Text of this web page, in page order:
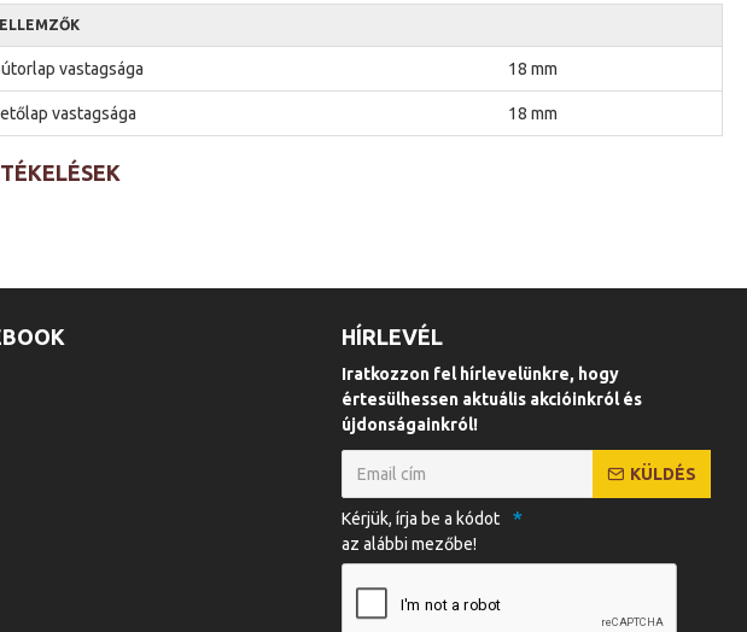
vastagsága 18 mm
vastagsága 18 mm
HÍRLEVÉL
Iratkozzon fel hírlevelünkre, hogy
értesülhessen aktuális akcióinkról és
újdonságainkról!
KÜLDÉS
Kérjük, írja be a kódot
az alábbi mezőbe!